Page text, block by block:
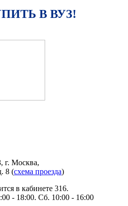
В ВУЗ!
г. Москва,
8 (схема проезда)
в кабинете 316.
- 18:00. Сб. 10:00 - 16:00